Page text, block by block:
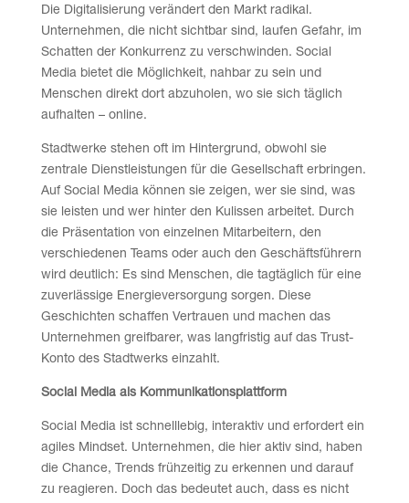
Die Digitalisierung verändert den Markt radikal.
Unternehmen, die nicht sichtbar sind, laufen Gefahr, im
Schatten der Konkurrenz zu verschwinden. Social
Media bietet die Möglichkeit, nahbar zu sein und
Menschen direkt dort abzuholen, wo sie sich täglich
aufhalten – online.
Stadtwerke stehen oft im Hintergrund, obwohl sie
zentrale Dienstleistungen für die Gesellschaft erbringen.
Auf Social Media können sie zeigen, wer sie sind, was
sie leisten und wer hinter den Kulissen arbeitet. Durch
die Präsentation von einzelnen Mitarbeitern, den
verschiedenen Teams oder auch den Geschäftsführern
wird deutlich: Es sind Menschen, die tagtäglich für eine
zuverlässige Energieversorgung sorgen. Diese
Geschichten schaffen Vertrauen und machen das
Unternehmen greifbarer, was langfristig auf das Trust-
Konto des Stadtwerks einzahlt.
Social Media als Kommunikationsplattform
Social Media ist schnelllebig, interaktiv und erfordert ein
agiles Mindset. Unternehmen, die hier aktiv sind, haben
die Chance, Trends frühzeitig zu erkennen und darauf
zu reagieren. Doch das bedeutet auch, dass es nicht